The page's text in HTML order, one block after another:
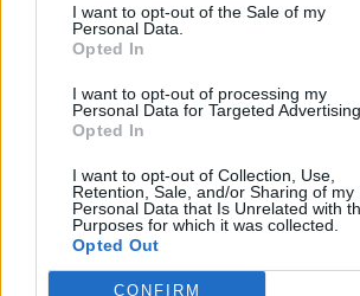
I want to opt-out of the Sale of my
Personal Data.
Opted In
I want to opt-out of processing my
Personal Data for Targeted Advertising.
Opted In
I want to opt-out of Collection, Use,
Retention, Sale, and/or Sharing of my
Personal Data that Is Unrelated with
Purposes for which it was collected.
Opted Out
CONFIRM